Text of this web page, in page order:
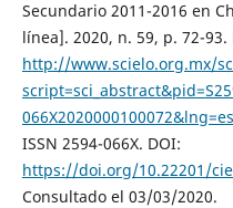
Secundario 2011-2016 en
línea]. 2020, n. 59, p. 72-
http://www.scielo.org.mx/
ISSN 2594-066X. DOI:
https://doi.org/10.22201/
Consultado el 03/03/2020.